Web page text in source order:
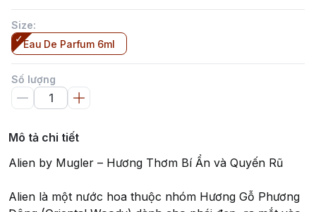
Size:
Eau De Parfum 6ml
Số lượng
Mô tả chi tiết
Alien by Mugler – Hương Thơm Bí Ẩn và Quyến Rũ
Alien là một nước hoa thuộc nhóm Hương Gỗ Phương